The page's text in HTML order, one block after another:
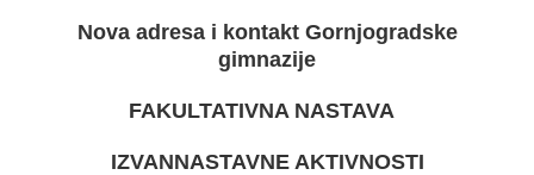
Nova adresa i kontakt Gornjogradske
gimnazije
FAKULTATIVNA NASTAVA
IZVANNASTAVNE AKTIVNOSTI